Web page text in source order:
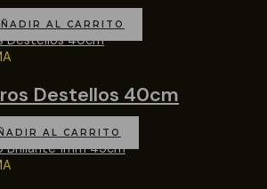
AL CARRITO
Destellos 40cm
AL CARRITO